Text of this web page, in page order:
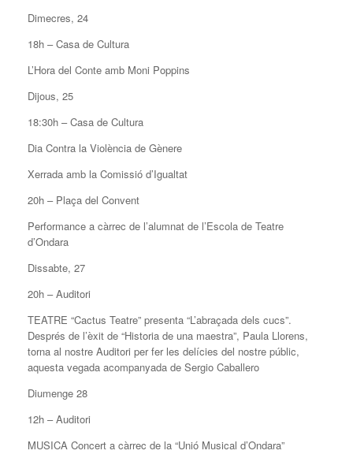
Dimecres, 24
18h – Casa de Cultura
L’Hora del Conte amb Moni Poppins
Dijous, 25
18:30h – Casa de Cultura
Dia Contra la Violència de Gènere
Xerrada amb la Comissió d’Igualtat
20h – Plaça del Convent
Performance a càrrec de l’alumnat de l’Escola de Teatre
d’Ondara
Dissabte, 27
20h – Auditori
TEATRE “Cactus Teatre” presenta “L’abraçada dels cucs”.
Després de l’èxit de “Historia de una maestra”, Paula Llorens,
torna al nostre Auditori per fer les delícies del nostre públic,
aquesta vegada acompanyada de Sergio Caballero
Diumenge 28
12h – Auditori
MUSICA Concert a càrrec de la “Unió Musical d’Ondara”